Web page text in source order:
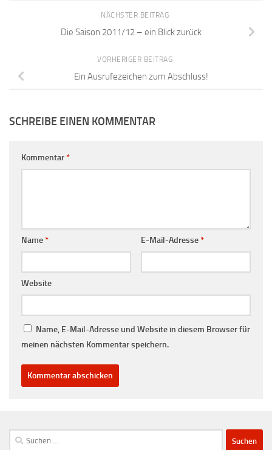
NÄCHSTER BEITRAG
Die Saison 2011/12 – ein Blick zurück
VORHERIGER BEITRAG
Ein Ausrufezeichen zum Abschluss!
SCHREIBE EINEN KOMMENTAR
Kommentar*
Name* E-Mail-Adresse*
Website
Name, E-Mail-Adresse und Website in diesem Browser für
meinen nächsten Kommentar speichern.
Suchen